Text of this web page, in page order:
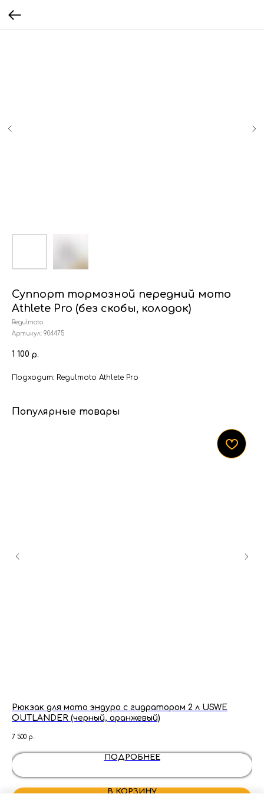
Суппорт тормозной передний мото
Athlete Pro (без скобы, колодок)
Regulmoto
Артикул: 904475
1 100 р.
Подходит: Regulmoto Athlete Pro
Популярные товары
Рюкзак для мото эндуро с гидратором 2 л USWE
OUTLANDER (черный, оранжевый)
7 500 р.
ПОДРОБНЕЕ
В КОРЗИНУ